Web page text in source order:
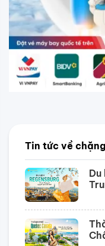
Tin tức về
Du